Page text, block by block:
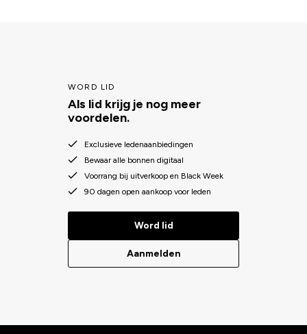
WORD LID
Als lid krijg je nog meer
voordelen.
Exclusieve ledenaanbiedingen
Bewaar alle bonnen digitaal
Voorrang bij uitverkoop en Black Week
90 dagen open aankoop voor leden
Word lid
Aanmelden